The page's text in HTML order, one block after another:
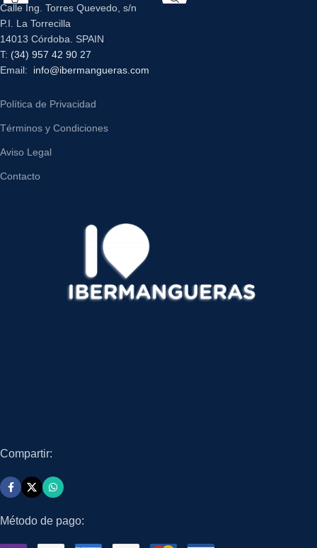
Calle Ing. Torres Quevedo, s/n
P.I. La Torrecilla
14013 Córdoba. SPAIN
T: (34) 957 42 90 27
Email: info@ibermangueras.com
Política de Privacidad
Términos y Condiciones
Aviso Legal
Contacto
Compartir:
Método de pago: